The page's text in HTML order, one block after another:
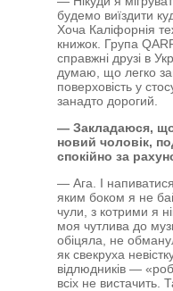
будемо виїздити
Хоча Каліфорнія
книжок. Група
справжні друзі в
думаю, що легко
поверховість у
занадто дорогий.
— Закладаюся, що
новий чоловік,
спокійно за
— Ага. І
яким боком я не
чули, з котрими я
моя чутлива до
обіцяла, не
як свекруха
відлюдників —
всіх не вистачить.